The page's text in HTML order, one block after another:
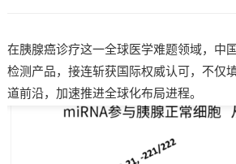
在胰腺癌诊疗这一全球医学难题领域，中
检测产品，接连斩获国际权威认可，不仅
道前沿，加速推进全球化布局进程。